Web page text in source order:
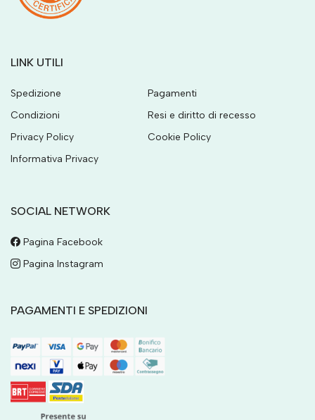
LINK UTILI
Spedizione
Pagamenti
Condizioni
Resi e diritto di recesso
Privacy Policy
Cookie Policy
Informativa Privacy
SOCIAL NETWORK
Pagina Facebook
Pagina Instagram
PAGAMENTI E SPEDIZIONI